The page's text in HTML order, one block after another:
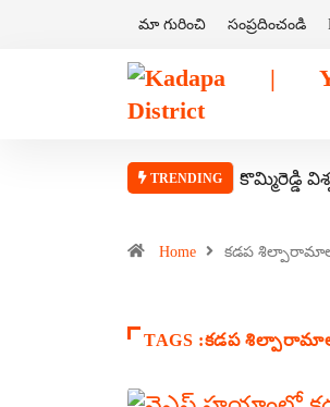
మా గురించి సంప్రదించండి
TRENDING కొమ్మిరెడ్డి
Home కడప
TAGS :కడప